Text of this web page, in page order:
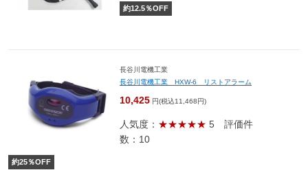
約12.5％OFF
長谷川電機工業
長谷川電機工業 HXW-6 リストアラーム
10,425 円(税込11,468円)
人気度： ★★★★★ 5 評価件
数：10
約25％OFF